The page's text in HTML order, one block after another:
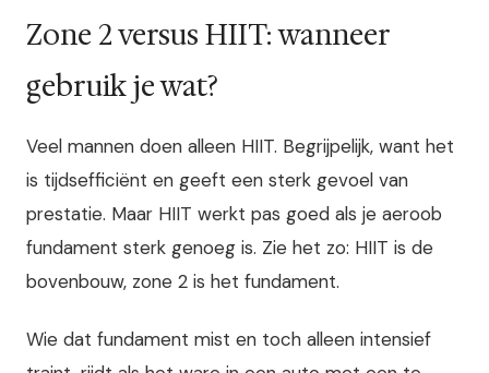
Zone 2 versus HIIT: wanneer
gebruik je wat?
Veel mannen doen alleen HIIT. Begrijpelijk, want het
is tijdsefficiënt en geeft een sterk gevoel van
prestatie. Maar HIIT werkt pas goed als je aeroob
fundament sterk genoeg is. Zie het zo: HIIT is de
bovenbouw, zone 2 is het fundament.
Wie dat fundament mist en toch alleen intensief